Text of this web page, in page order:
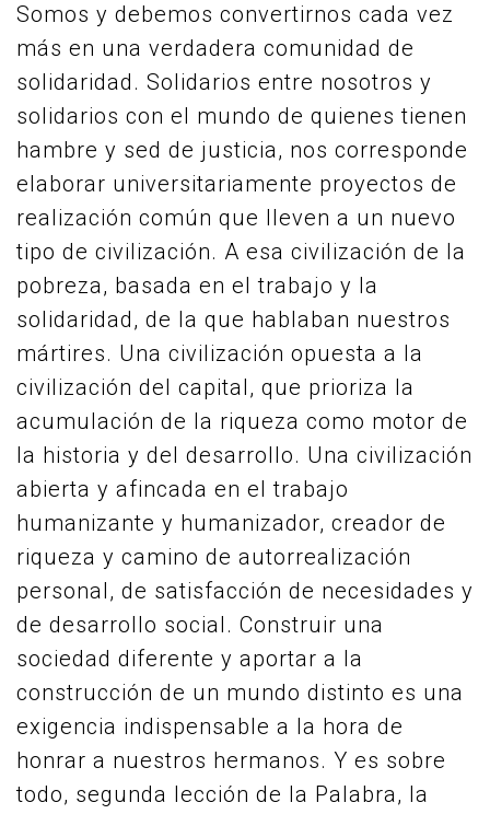
Somos y debemos convertirnos cada vez
más en una verdadera comunidad de
solidaridad. Solidarios entre nosotros y
solidarios con el mundo de quienes tienen
hambre y sed de justicia, nos corresponde
elaborar universitariamente proyectos de
realización común que lleven a un nuevo
tipo de civilización. A esa civilización de la
pobreza, basada en el trabajo y la
solidaridad, de la que hablaban nuestros
mártires. Una civilización opuesta a la
civilización del capital, que prioriza la
acumulación de la riqueza como motor de
la historia y del desarrollo. Una civilización
abierta y afincada en el trabajo
humanizante y humanizador, creador de
riqueza y camino de autorrealización
personal, de satisfacción de necesidades y
de desarrollo social. Construir una
sociedad diferente y aportar a la
construcción de un mundo distinto es una
exigencia indispensable a la hora de
honrar a nuestros hermanos. Y es sobre
todo, segunda lección de la Palabra, la